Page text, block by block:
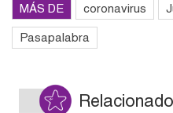
MÁS DE coronavirus
Pasapalabra